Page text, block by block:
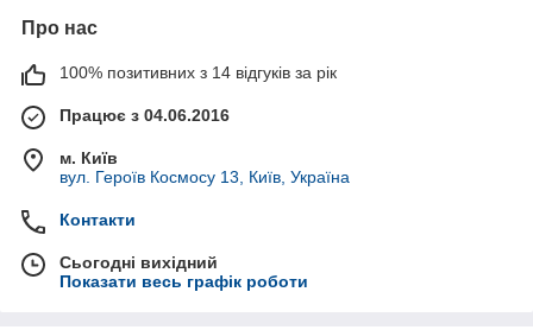
вагітних жінок.
Україні фетальні прилади, обладнані функцією
оперативно проводити дослідження і отримувати результати
медперсоналом.
плода і виводити результати на екран роздільно. Ціна на
фетальні монітори багато в чому залежить від наявності
додаткових функцій.
Як працює фетальний монітор
Про нас
100% позитивних з 14 відгуків за рік
Працює з 04.06.2016
м. Київ
вул. Героїв Космосу 13, Київ, Україна
Контакти
Сьогодні вихідний
Показати весь графік роботи